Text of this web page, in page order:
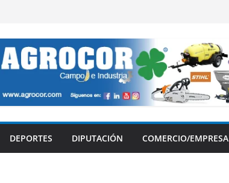
DEPORTES DIPUTACIÓN COMERCIO/EMPRESA